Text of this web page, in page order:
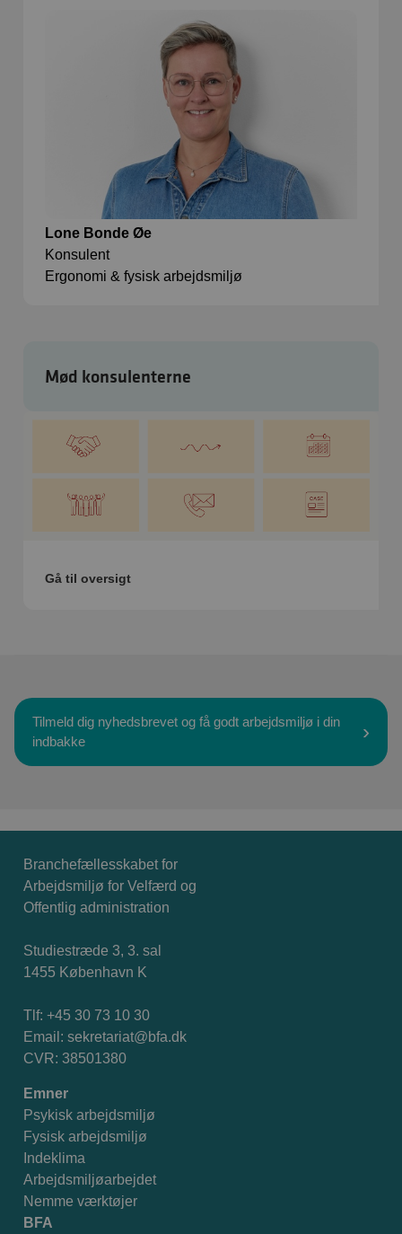
Mød konsulenterne
Gå til oversigt
Lone Bonde Øe
Konsulent
Ergonomi & fysisk arbejdsmiljø
Tilmeld dig nyhedsbrevet og få godt arbejdsmiljø i din
indbakke
Branchefællesskabet for
Arbejdsmiljø for Velfærd og
Offentlig administration
Studiestræde 3, 3. sal
1455 København K
Tlf: +45 30 73 10 30
Email: sekretariat@bfa.dk
CVR: 38501380
Emner
Psykisk arbejdsmiljø
Fysisk arbejdsmiljø
Indeklima
Arbejdsmiljøarbejdet
Nemme værktøjer
BFA